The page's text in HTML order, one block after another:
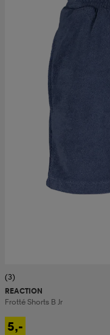
(3)
REACTION
Frotté Shorts B Jr
5,-